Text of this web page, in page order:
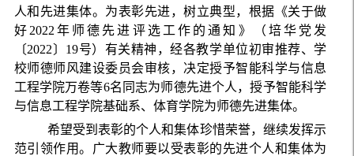
人和先进集体。为表彰先进，树立典型，根据《关于做
好 2022 年师德先进评选工作的通知》（培华党发
〔2022〕 19号）有关精神，经各教学单位初审推荐、学
校师德师风建设委员会审核，决定授予智能科学与信息
工程学院万卷等6名同志为师德先进个人，授予智能科学
与信息工程学院基础系、体育学院为师德先进集体。
希望受到表彰的个人和集体珍惜荣誉，继续发挥示
范引领作用。广大教师要以受表彰的先进个人和集体为